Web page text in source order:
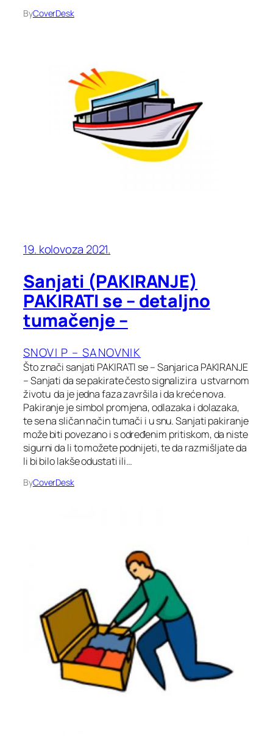
ByCoverDesk
19. kolovoza 2021.
Sanjati (PAKIRANJE)
PAKIRATI se – detaljno
tumačenje –
SNOVI P – SANOVNIK
Što znači sanjati PAKIRATI se – Sanjarica PAKIRANJE
– Sanjati da se pakirate često signalizira u stvarnom
životu da je jedna faza završila i da kreće nova.
Pakiranje je simbol promjena, odlazaka i dolazaka,
te se na sličan način tumači i u snu. Sanjati pakiranje
može biti povezano i s određenim pritiskom, da niste
sigurni da li to možete podnijeti, te da razmišljate da
li bi bilo lakše odustati ili…
ByCoverDesk